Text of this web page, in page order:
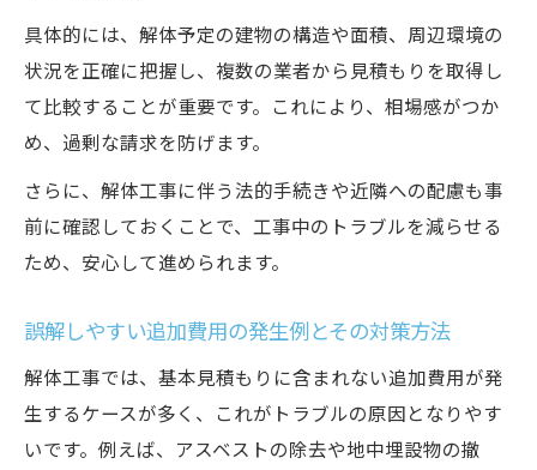
具体的には、解体予定の建物の構造や面積、周辺環境の
状況を正確に把握し、複数の業者から見積もりを取得し
て比較することが重要です。これにより、相場感がつか
め、過剰な請求を防げます。
さらに、解体工事に伴う法的手続きや近隣への配慮も事
前に確認しておくことで、工事中のトラブルを減らせる
ため、安心して進められます。
誤解しやすい追加費用の発生例とその対策方法
解体工事では、基本見積もりに含まれない追加費用が発
生するケースが多く、これがトラブルの原因となりやす
いです。例えば、アスベストの除去や地中埋設物の撤